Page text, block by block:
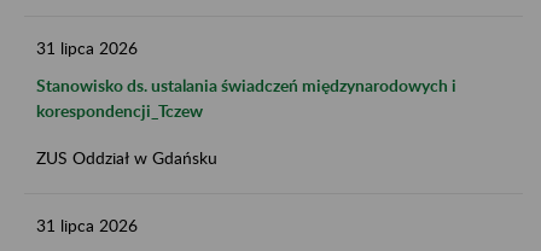
31 lipca 2026
Stanowisko ds. ustalania świadczeń międzynarodowych i
korespondencji_Tczew
ZUS Oddział w Gdańsku
31 lipca 2026